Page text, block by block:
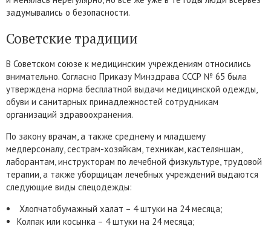
задумывались о безопасности.
Советские традиции
В Советском союзе к медицинским учреждениям относились
внимательно. Согласно Приказу Минздрава СССР № 65 была
утверждена норма бесплатной выдачи медицинской одежды,
обуви и санитарных принадлежностей сотрудникам
организаций здравоохранения.
По закону врачам, а также среднему и младшему
медперсоналу, сестрам-хозяйкам, техникам, кастеляншам,
лаборантам, инструкторам по лечебной физкультуре, трудовой
терапии, а также уборщицам лечебных учреждений выдаются
следующие виды спецодежды:
Хлопчатобумажный халат – 4 штуки на 24 месяца;
Колпак или косынка – 4 штуки на 24 месяца;